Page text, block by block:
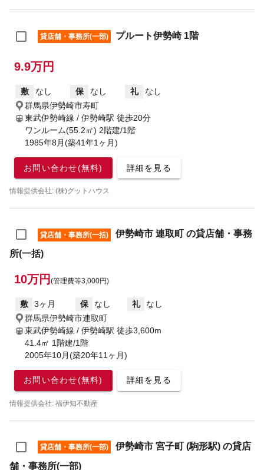
貸店舗・事務所(一部) プルート伊勢崎 1階
9.9万円
敷 なし 保 なし 礼
なし
群馬県伊勢崎市寿町
東武伊勢崎線 / 伊勢崎駅 徒歩20分
ワンルーム(55.2㎡) 2階建/1階
1985年8月(築41年1ヶ月)
お問い合わせ(無料) 詳細を見る
情報提供会社: (株)グットハウス
貸店舗・事務所(一括)
伊勢崎市 連取町 の貸店舗・事務
所(一括)
10万円 (管理費等3,000円)
敷 3ヶ月 保 なし 礼
なし
群馬県伊勢崎市連取町
東武伊勢崎線 / 伊勢崎駅 徒歩3,600m
41.4㎡ 1階建/1階
2005年10月(築20年11ヶ月)
お問い合わせ(無料) 詳細を見る
情報提供会社: 福伊知不動産
貸店舗・事務所(一部)
伊勢崎市 宮子町 (駒形駅) の貸店
舗・事務所(一部)